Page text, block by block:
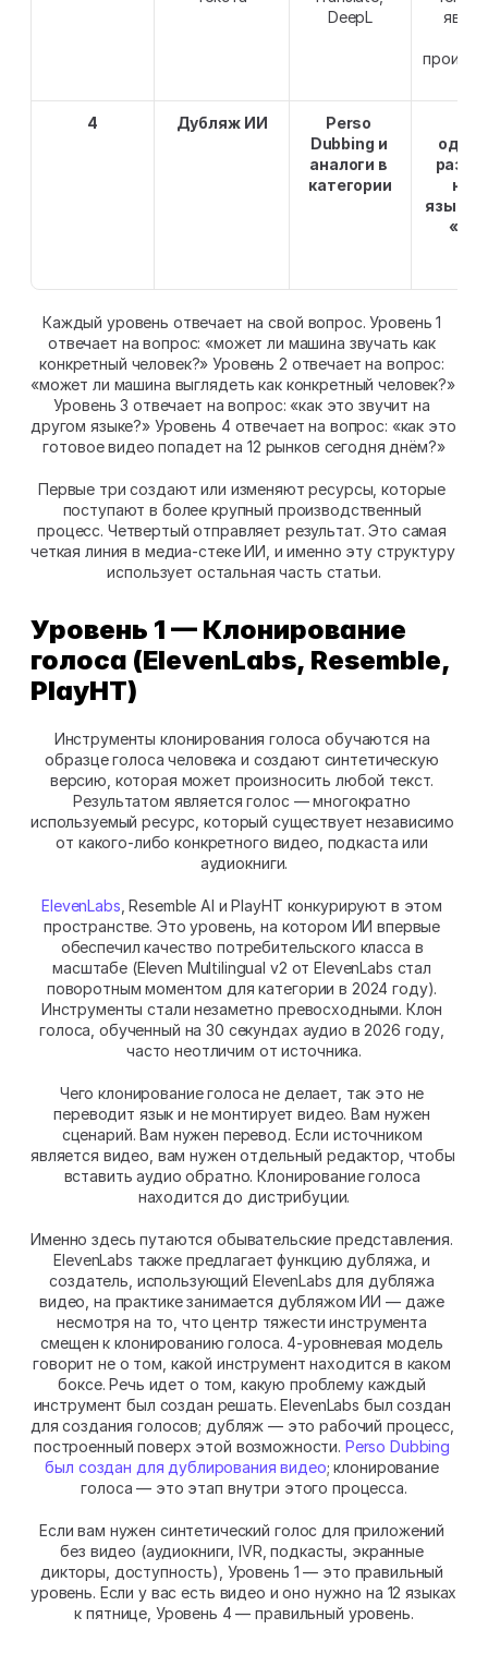
DeepL
4 Дубляж ИИ
Perso
Dubbing и
аналоги в
категории
Каждый уровень отвечает на свой вопрос. Уровень 1
отвечает на вопрос: «может ли машина звучать как
конкретный человек?» Уровень 2 отвечает на вопрос:
«может ли машина выглядеть как конкретный человек?»
Уровень 3 отвечает на вопрос: «как это звучит на
другом языке?» Уровень 4 отвечает на вопрос: «как это
готовое видео попадет на 12 рынков сегодня днём?»
Первые три создают или изменяют ресурсы, которые
поступают в более крупный производственный
процесс. Четвертый отправляет результат. Это самая
четкая линия в медиа-стеке ИИ, и именно эту структуру
использует остальная часть статьи.
Уровень 1 — Клонирование
голоса (ElevenLabs, Resemble,
PlayHT)
Инструменты клонирования голоса обучаются на
образце голоса человека и создают синтетическую
версию, которая может произносить любой текст.
Результатом является голос — многократно
используемый ресурс, который существует независимо
от какого-либо конкретного видео, подкаста или
аудиокниги.
ElevenLabs , Resemble AI и PlayHT конкурируют в этом
пространстве. Это уровень, на котором ИИ впервые
обеспечил качество потребительского класса в
масштабе (Eleven Multilingual v2 от ElevenLabs стал
поворотным моментом для категории в 2024 году).
Инструменты стали незаметно превосходными. Клон
голоса, обученный на 30 секундах аудио в 2026 году,
часто неотличим от источника.
Чего клонирование голоса не делает, так это не
переводит язык и не монтирует видео. Вам нужен
сценарий. Вам нужен перевод. Если источником
является видео, вам нужен отдельный редактор, чтобы
вставить аудио обратно. Клонирование голоса
находится до дистрибуции.
Именно здесь путаются обывательские представления.
ElevenLabs также предлагает функцию дубляжа, и
создатель, использующий ElevenLabs для дубляжа
видео, на практике занимается дубляжом ИИ — даже
несмотря на то, что центр тяжести инструмента
смещен к клонированию голоса. 4-уровневая модель
говорит не о том, какой инструмент находится в каком
боксе. Речь идет о том, какую проблему каждый
инструмент был создан решать. ElevenLabs был создан
для создания голосов; дубляж — это рабочий процесс,
построенный поверх этой возможности. Perso Dubbing
был создан для дублирования видео; клонирование
голоса — это этап внутри этого процесса.
Если вам нужен синтетический голос для приложений
без видео (аудиокниги, IVR, подкасты, экранные
дикторы, доступность), Уровень 1 — это правильный
уровень. Если у вас есть видео и оно нужно на 12 языках
к пятнице, Уровень 4 — правильный уровень.